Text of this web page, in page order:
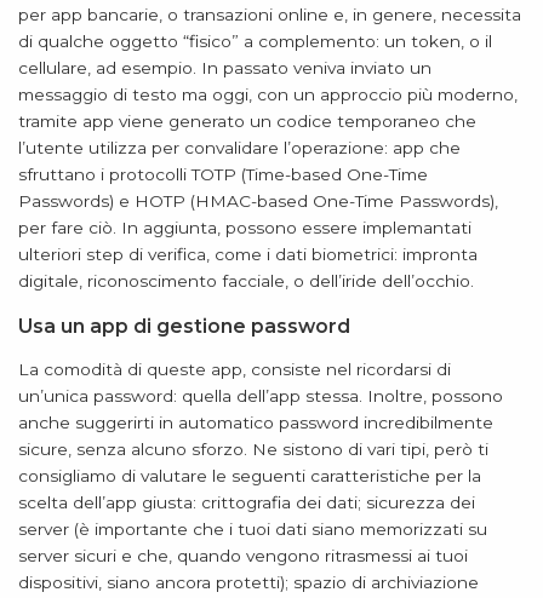
per app bancarie, o transazioni online e, in genere, necessita
di qualche oggetto “fisico” a complemento: un token, o il
cellulare, ad esempio. In passato veniva inviato un
messaggio di testo ma oggi, con un approccio più moderno,
tramite app viene generato un codice temporaneo che
l’utente utilizza per convalidare l’operazione: app che
sfruttano i protocolli TOTP (Time-based One-Time
Passwords) e HOTP (HMAC-based One-Time Passwords),
per fare ciò. In aggiunta, possono essere implemantati
ulteriori step di verifica, come i dati biometrici: impronta
digitale, riconoscimento facciale, o dell’iride dell’occhio.
Usa un app di gestione password
La comodità di queste app, consiste nel ricordarsi di
un’unica password: quella dell’app stessa. Inoltre, possono
anche suggerirti in automatico password incredibilmente
sicure, senza alcuno sforzo. Ne sistono di vari tipi, però ti
consigliamo di valutare le seguenti caratteristiche per la
scelta dell’app giusta: crittografia dei dati; sicurezza dei
server (è importante che i tuoi dati siano memorizzati su
server sicuri e che, quando vengono ritrasmessi ai tuoi
dispositivi, siano ancora protetti); spazio di archiviazione